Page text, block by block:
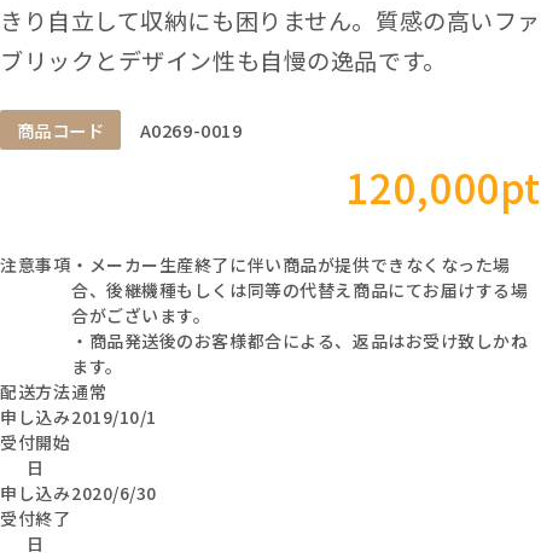
きり自立して収納にも困りません。質感の高いファ
ブリックとデザイン性も自慢の逸品です。
商品コード A0269-0019
120,000pt
注意事項 ・メーカー生産終了に伴い商品が提供できなくなった場
合、後継機種もしくは同等の代替え商品にてお届けする場
合がございます。
・商品発送後のお客様都合による、返品はお受け致しかね
ます。
配送方法通常
申し込み
受付開始
日
2019/10/1
申し込み
受付終了
日
2020/6/30